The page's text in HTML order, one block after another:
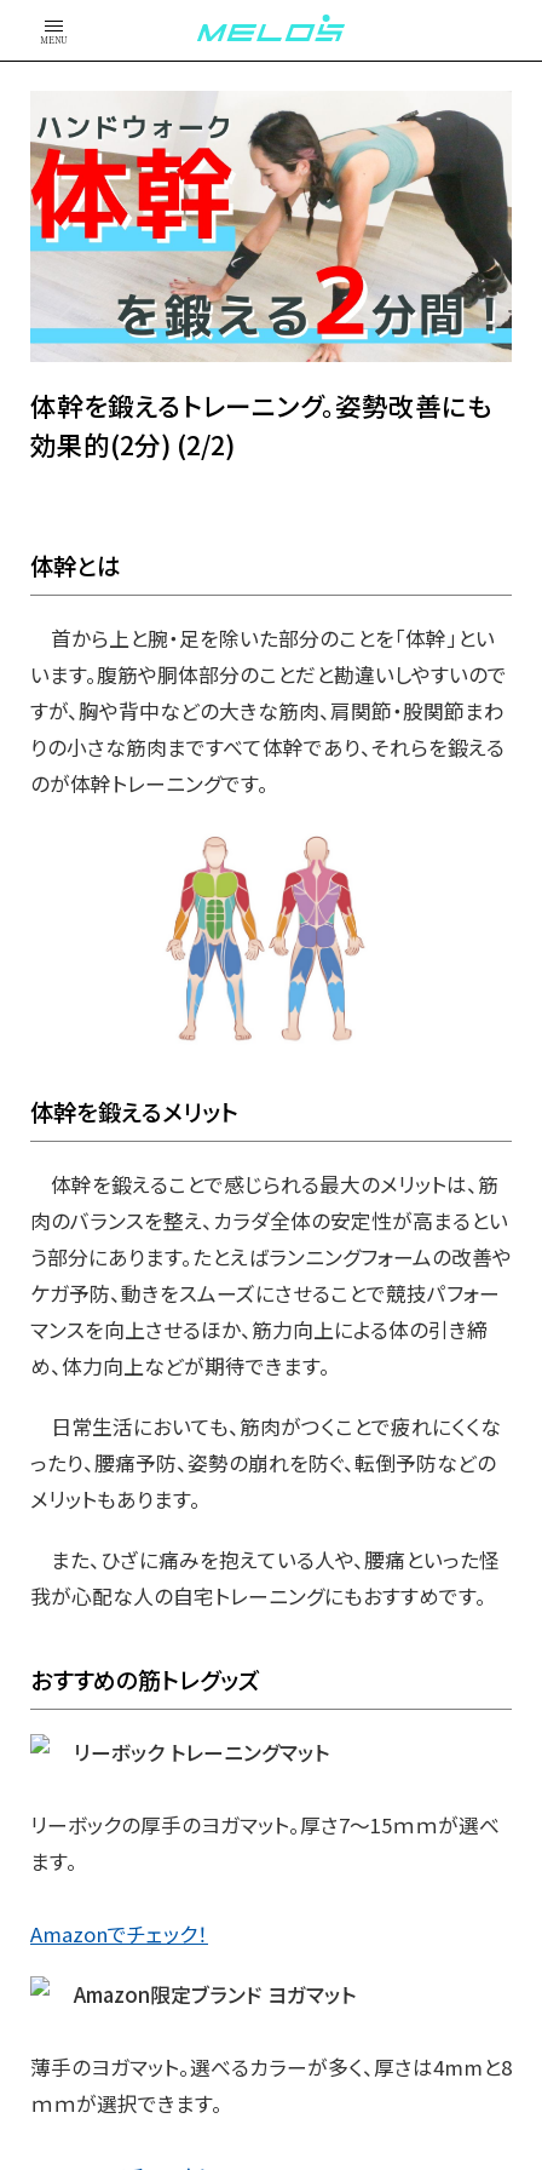
MENU
体幹を鍛えるトレーニング。姿勢改善にも
効果的(2分) (2/2)
体幹とは
首から上と腕・足を除いた部分のことを「体幹」とい
います。腹筋や胴体部分のことだと勘違いしやすいので
すが、胸や背中などの大きな筋肉、肩関節・股関節まわ
りの小さな筋肉まですべて体幹であり、それらを鍛える
のが体幹トレーニングです。
体幹を鍛えるメリット
体幹を鍛えることで感じられる最大のメリットは、筋
肉のバランスを整え、カラダ全体の安定性が高まるとい
う部分にあります。たとえばランニングフォームの改善や
ケガ予防、動きをスムーズにさせることで競技パフォー
マンスを向上させるほか、筋力向上による体の引き締
め、体力向上などが期待できます。
日常生活においても、筋肉がつくことで疲れにくくな
ったり、腰痛予防、姿勢の崩れを防ぐ、転倒予防などの
メリットもあります。
また、ひざに痛みを抱えている人や、腰痛といった怪
我が心配な人の自宅トレーニングにもおすすめです。
おすすめの筋トレグッズ
リーボック トレーニングマット
リーボックの厚手のヨガマット。厚さ7～15ｍｍが選べ
ます。
Amazonでチェック！
Amazon限定ブランド ヨガマット
薄手のヨガマット。選べるカラーが多く、厚さは4mmと8
ｍｍが選択できます。